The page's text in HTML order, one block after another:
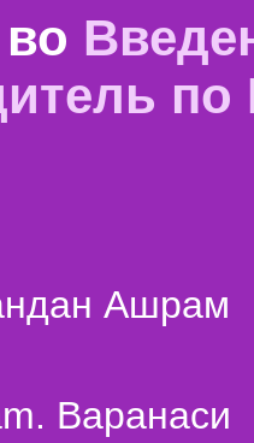
Ашрам
Варанаси